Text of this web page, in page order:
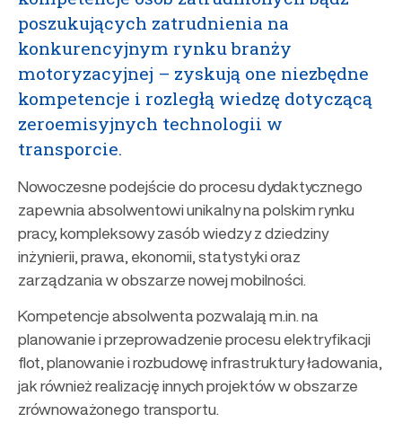
poszukujących zatrudnienia na
konkurencyjnym rynku branży
motoryzacyjnej – zyskują one niezbędne
kompetencje i rozległą wiedzę dotyczącą
zeroemisyjnych technologii w
transporcie.
Nowoczesne podejście do procesu dydaktycznego
zapewnia absolwentowi unikalny na polskim rynku
pracy, kompleksowy zasób wiedzy z dziedziny
inżynierii, prawa, ekonomii, statystyki oraz
zarządzania w obszarze nowej mobilności.
Kompetencje absolwenta pozwalają m.in. na
planowanie i przeprowadzenie procesu elektryfikacji
flot, planowanie i rozbudowę infrastruktury ładowania,
jak również realizację innych projektów w obszarze
zrównoważonego transportu.